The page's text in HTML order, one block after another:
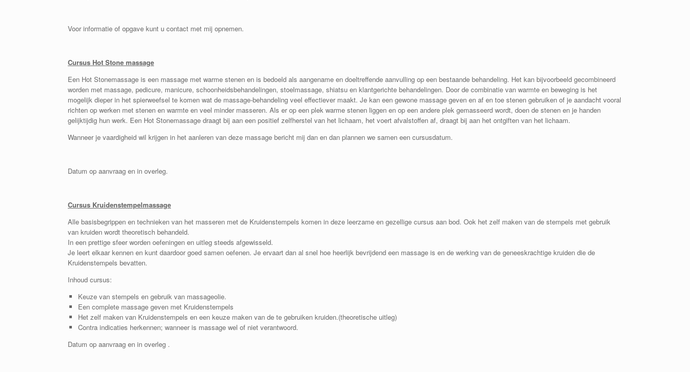
Voor informatie of opgave kunt u contact met mij opnemen.
Cursus Hot Stone massage
Een Hot Stonemassage is een massage met warme stenen en is bedoeld als aangename en doeltreffende aanvulling op een bestaande behandeling. Het kan bijvoorbeeld gecombineerd
worden met massage, pedicure, manicure, schoonheidsbehandelingen, stoelmassage, shiatsu en klantgerichte behandelingen. Door de combinatie van warmte en beweging is het
mogelijk dieper in het spierweefsel te komen wat de massage-behandeling veel effectiever maakt. Je kan een gewone massage geven en af en toe stenen gebruiken of je aandacht vooral
richten op werken met stenen en warmte en veel minder masseren. Als er op een plek warme stenen liggen en op een andere plek gemasseerd wordt, doen de stenen en je handen
gelijktijdig hun werk. Een Hot Stonemassage draagt bij aan een positief zelfherstel van het lichaam, het voert afvalstoffen af, draagt bij aan het ontgiften van het lichaam.
Wanneer je vaardigheid wil krijgen in het aanleren van deze massage bericht mij dan en dan plannen we samen een cursusdatum.
Datum op aanvraag en in overleg.
Cursus Kruidenstempelmassage
Alle basisbegrippen en technieken van het masseren met de Kruidenstempels komen in deze leerzame en gezellige cursus aan bod. Ook het zelf maken van de stempels met gebruik
van kruiden wordt theoretisch behandeld.
In een prettige sfeer worden oefeningen en uitleg steeds afgewisseld.
Je leert elkaar kennen en kunt daardoor goed samen oefenen. Je ervaart dan al snel hoe heerlijk bevrijdend een massage is en de werking van de geneeskrachtige kruiden die de
Kruidenstempels bevatten.
Inhoud cursus:
Keuze van stempels en gebruik van massageolie.
Een complete massage geven met Kruidenstempels
Het zelf maken van Kruidenstempels en een keuze maken van de te gebruiken kruiden.(theoretische uitleg)
Contra indicaties herkennen; wanneer is massage wel of niet verantwoord.
Datum op aanvraag en in overleg .